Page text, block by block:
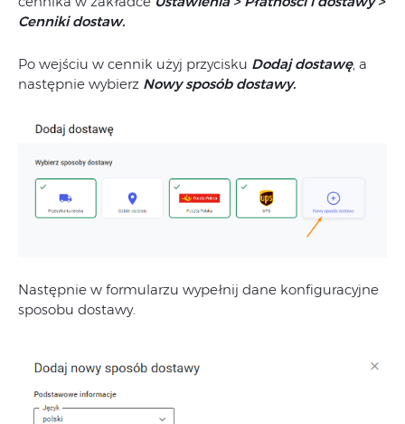
Cenniki dostaw.
Po wejściu w cennik użyj przycisku Dodaj dostawę, a
następnie wybierz Nowy sposób dostawy.
Następnie w formularzu wypełnij dane konfiguracyjne
sposobu dostawy.